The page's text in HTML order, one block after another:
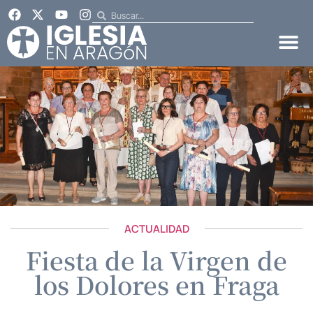
ACTUALIDAD
Fiesta de la Virgen de
los Dolores en Fraga